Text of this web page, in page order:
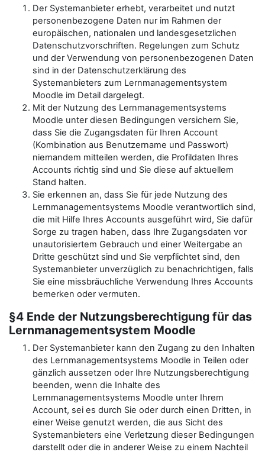
Der Systemanbieter erhebt, verarbeitet und nutzt
personenbezogene Daten nur im Rahmen der
europäischen, nationalen und landesgesetzlichen
Datenschutzvorschriften. Regelungen zum Schutz
und der Verwendung von personenbezogenen Daten
sind in der Datenschutzerklärung des
Systemanbieters zum Lernmanagementsystem
Moodle im Detail dargelegt.
Mit der Nutzung des Lernmanagementsystems
Moodle unter diesen Bedingungen versichern Sie,
dass Sie die Zugangsdaten für Ihren Account
(Kombination aus Benutzername und Passwort)
niemandem mitteilen werden, die Profildaten Ihres
Accounts richtig sind und Sie diese auf aktuellem
Stand halten.
Sie erkennen an, dass Sie für jede Nutzung des
Lernmanagementsystems Moodle verantwortlich sind,
die mit Hilfe Ihres Accounts ausgeführt wird, Sie dafür
Sorge zu tragen haben, dass Ihre Zugangsdaten vor
unautorisiertem Gebrauch und einer Weitergabe an
Dritte geschützt sind und Sie verpflichtet sind, den
Systemanbieter unverzüglich zu benachrichtigen, falls
Sie eine missbräuchliche Verwendung Ihres Accounts
bemerken oder vermuten.
§4 Ende der Nutzungsberechtigung für das
Lernmanagementsystem Moodle
Der Systemanbieter kann den Zugang zu den Inhalten
des Lernmanagementsystems Moodle in Teilen oder
gänzlich aussetzen oder Ihre Nutzungsberechtigung
beenden, wenn die Inhalte des
Lernmanagementsystems Moodle unter Ihrem
Account, sei es durch Sie oder durch einen Dritten, in
einer Weise genutzt werden, die aus Sicht des
Systemanbieters eine Verletzung dieser Bedingungen
darstellt oder die in anderer Weise zu einem Nachteil